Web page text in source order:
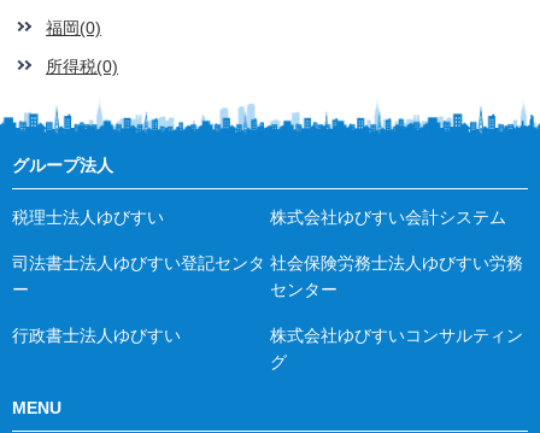
福岡(0)
所得税(0)
グループ法人
税理士法人ゆびすい 株式会社ゆびすい会計システム
司法書士法人ゆびすい登記センタ
ー
社会保険労務士法人ゆびすい労務
センター
行政書士法人ゆびすい
株式会社ゆびすいコンサルティン
グ
MENU